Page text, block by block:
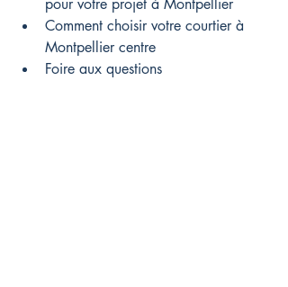
pour votre projet à Montpellier
Comment choisir votre courtier à
Montpellier centre
Foire aux questions